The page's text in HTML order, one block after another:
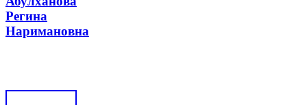
Регина
Наримановна